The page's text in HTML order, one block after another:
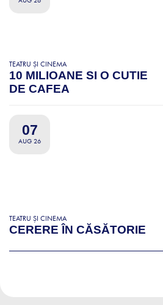
TEATRU ȘI CINEMA
10 MILIOANE SI O CUTIE
DE CAFEA
07
AUG 26
TEATRU ȘI CINEMA
CERERE ÎN CĂSĂTORIE